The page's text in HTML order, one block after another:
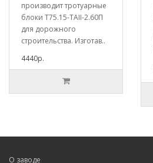
производит тротуарные
блоки Т75.15-TAII-2.60П
для дорожного
строительства. Изготав..
4440р.
О заводе